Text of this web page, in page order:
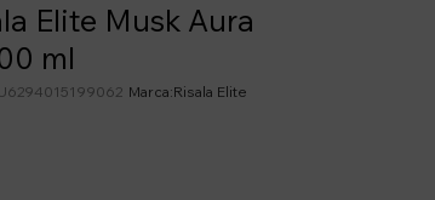
Elite Musk Aura
ml
Risala Elite